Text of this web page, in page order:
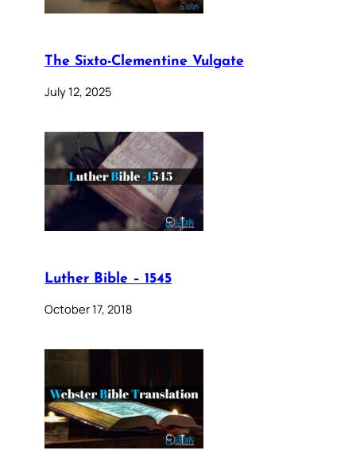
The Sixto-Clementine Vulgate
July 12, 2025
Luther Bible – 1545
October 17, 2018